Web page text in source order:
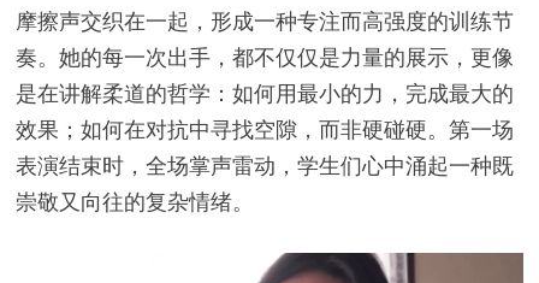
摩擦声交织在一起，形成一种专注而高强度的训练节
奏。她的每一次出手，都不仅仅是力量的展示，更像
是在讲解柔道的哲学：如何用最小的力，完成最大的
效果；如何在对抗中寻找空隙，而非硬碰硬。第一场
表演结束时，全场掌声雷动，学生们心中涌起一种既
崇敬又向往的复杂情绪。